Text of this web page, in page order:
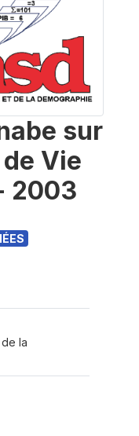
sur
Vie
2003
la